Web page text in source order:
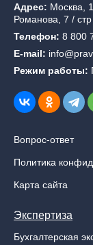
Адрес: Москва,
Романова, 7 / стр
Телефон: 8 800
E-mail:
Режим работы:
Вопрос-ответ
Политика
Карта сайта
Экспертиза
Бухгалтерская